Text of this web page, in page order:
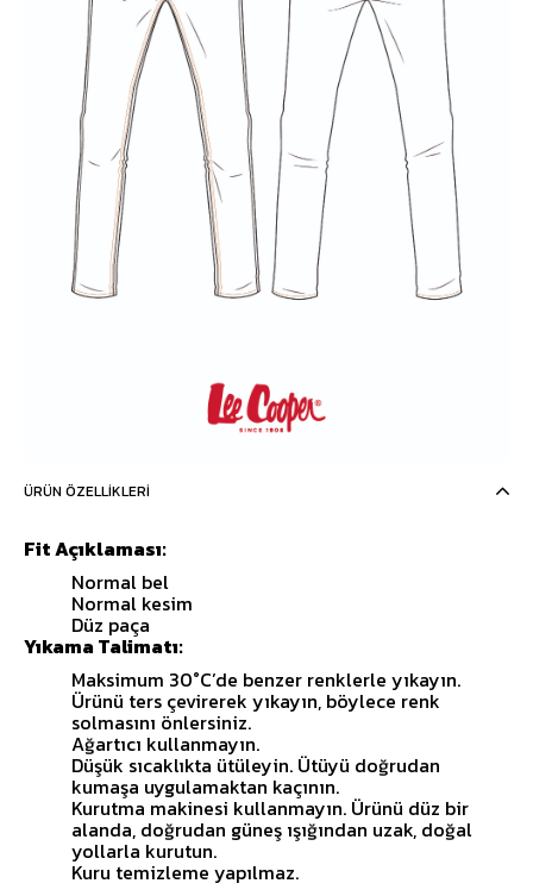
ÜRÜN ÖZELLIKLERI
Fit Açıklaması:
Normal bel
Normal kesim
Düz paça
Yıkama Talimatı:
Maksimum 30°C’de benzer renklerle yıkayın.
Ürünü ters çevirerek yıkayın, böylece renk
solmasını önlersiniz.
Ağartıcı kullanmayın.
Düşük sıcaklıkta ütüleyin. Ütüyü doğrudan
kumaşa uygulamaktan kaçının.
Kurutma makinesi kullanmayın. Ürünü düz bir
alanda, doğrudan güneş ışığından uzak, doğal
yollarla kurutun.
Kuru temizleme yapılmaz.